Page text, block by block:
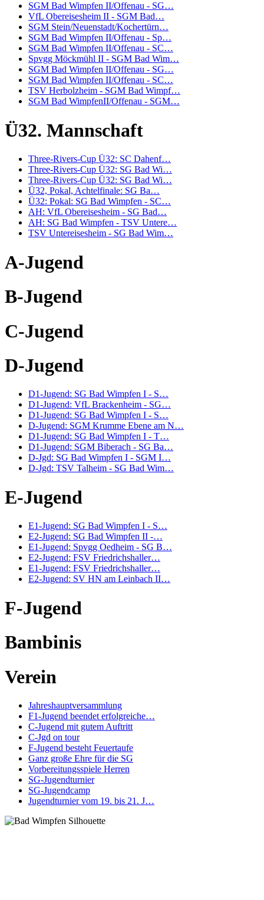
SGM Bad Wimpfen II/Offenau - SG…
VfL Obereisesheim II - SGM Bad…
SGM Stein/Neuenstadt/Kochertürn…
SGM Bad Wimpfen II/Offenau - Sp…
SGM Bad Wimpfen II/Offenau - SC…
Spvgg Möckmühl II - SGM Bad Wim…
SGM Bad Wimpfen II/Offenau - SG…
SGM Bad Wimpfen II/Offenau - SC…
TSV Herbolzheim - SGM Bad Wimpf…
SGM Bad WimpfenII/Offenau - SGM…
Ü32. Mannschaft
Three-Rivers-Cup Ü32: SC Dahenf…
Three-Rivers-Cup Ü32: SG Bad Wi…
Three-Rivers-Cup Ü32: SG Bad Wi…
Ü32, Pokal, Achtelfinale: SG Ba…
Ü32: Pokal: SG Bad Wimpfen - SC…
AH: VfL Obereisesheim - SG Bad…
AH: SG Bad Wimpfen - TSV Untere…
TSV Untereisesheim - SG Bad Wim…
A-Jugend
B-Jugend
C-Jugend
D-Jugend
D1-Jugend: SG Bad Wimpfen I - S…
D1-Jugend: VfL Brackenheim - SG…
D1-Jugend: SG Bad Wimpfen I - S…
D-Jugend: SGM Krumme Ebene am N…
D1-Jugend: SG Bad Wimpfen I - T…
D1-Jugend: SGM Biberach - SG Ba…
D-Jgd: SG Bad Wimpfen I - SGM I…
D-Jgd: TSV Talheim - SG Bad Wim…
E-Jugend
E1-Jugend: SG Bad Wimpfen I - S…
E2-Jugend: SG Bad Wimpfen II -…
E1-Jugend: Spvgg Oedheim - SG B…
E2-Jugend: FSV Friedrichshaller…
E1-Jugend: FSV Friedrichshaller…
E2-Jugend: SV HN am Leinbach II…
F-Jugend
Bambinis
Verein
Jahreshauptversammlung
F1-Jugend beendet erfolgreiche…
C-Jugend mit gutem Auftritt
C-Jgd on tour
F-Jugend besteht Feuertaufe
Ganz große Ehre für die SG
Vorbereitungsspiele Herren
SG-Jugendturnier
SG-Jugendcamp
Jugendturnier vom 19. bis 21. J…